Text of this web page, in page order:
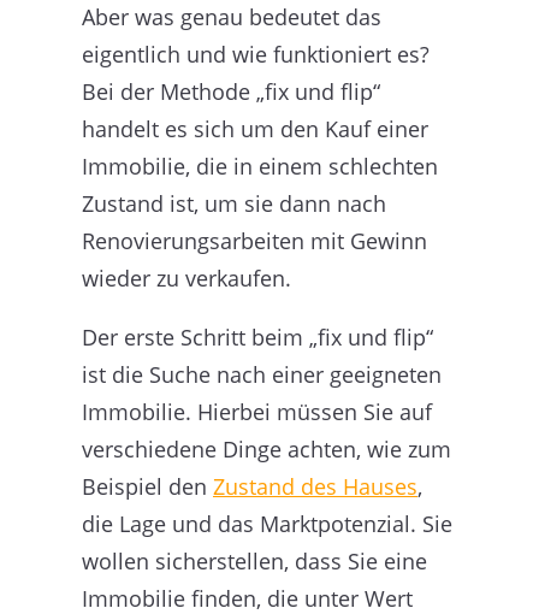
Aber was genau bedeutet das
eigentlich und wie funktioniert es?
Bei der Methode „fix und flip“
handelt es sich um den Kauf einer
Immobilie, die in einem schlechten
Zustand ist, um sie dann nach
Renovierungsarbeiten mit Gewinn
wieder zu verkaufen.
Der erste Schritt beim „fix und flip“
ist die Suche nach einer geeigneten
Immobilie. Hierbei müssen Sie auf
verschiedene Dinge achten, wie zum
Beispiel den Zustand des Hauses,
die Lage und das Marktpotenzial. Sie
wollen sicherstellen, dass Sie eine
Immobilie finden, die unter Wert